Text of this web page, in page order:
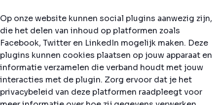
Op onze website kunnen social plugins aanwezig zijn,
die het delen van inhoud op platformen zoals
Facebook, Twitter en LinkedIn mogelijk maken. Deze
plugins kunnen cookies plaatsen op jouw apparaat en
informatie verzamelen die verband houdt met jouw
interacties met de plugin. Zorg ervoor dat je het
privacybeleid van deze platformen raadpleegt voor